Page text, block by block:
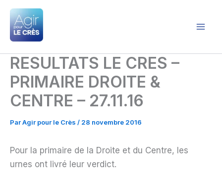
Aller
contenu
RESULTATS LE CRES –
PRIMAIRE DROITE &
CENTRE – 27.11.16
ParAgir pour le Crès / 28 novembre 2016
Pour la primaire de la Droite et du Centre, les
urnes ont livré leur verdict.